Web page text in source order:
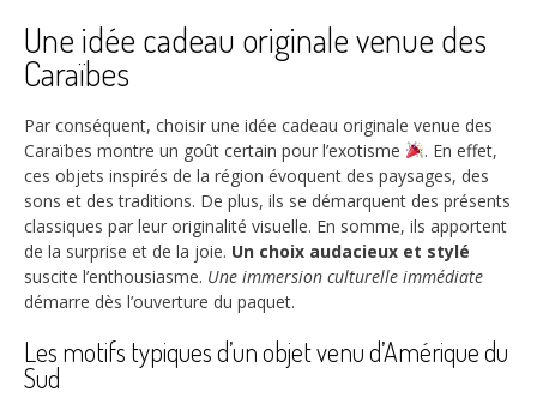
Une idée cadeau originale venue des
Caraïbes
Par conséquent, choisir une idée cadeau originale venue des
Caraïbes montre un goût certain pour l’exotisme
. En effet,
ces objets inspirés de la région évoquent des paysages, des
sons et des traditions. De plus, ils se démarquent des présents
classiques par leur originalité visuelle. En somme, ils apportent
de la surprise et de la joie. Un choix audacieux et stylé
suscite l’enthousiasme. Une immersion culturelle immédiate
démarre dès l’ouverture du paquet.
Les motifs typiques d’un objet venu d’Amérique du
Sud